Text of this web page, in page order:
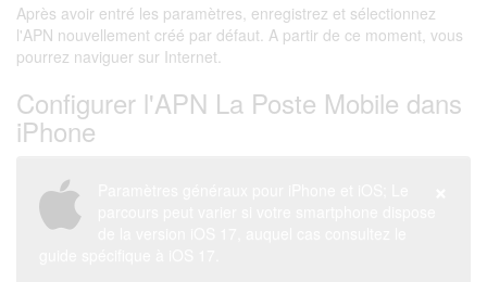
Après avoir entré les paramètres, enregistrez et sélectionnez
l'APN nouvellement créé par défaut. A partir de ce moment, vous
pourrez naviguer sur Internet.
Configurer l'APN La Poste Mobile dans
iPhone